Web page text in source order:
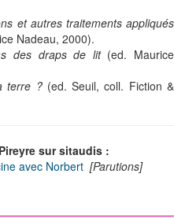
et autres traitements appliqués
Nadeau, 2000).
des draps de lit (ed. Maurice
terre ? (ed. Seuil, coll. Fiction &
sur sitaudis :
avec Norbert [Parutions]